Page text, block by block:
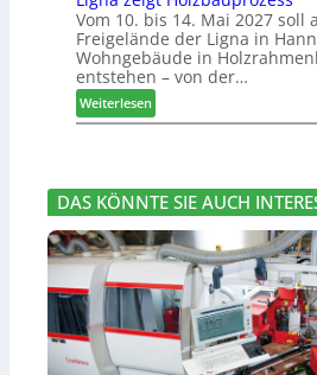
r
V
o
r
s
t
d
t
a
n
d
v
e
b
s
c
h
e
d
e
t
t
h
e
m
a
r
I
n
t
r
u
Vom 10. bis 14. Mai 2027 soll
Freigelände der Ligna in
Wohngebäude in
entstehen – von der…
Weiterlesen:
L
n
a
z
e
g
H
DAS KÖNNTE SIE AUCH